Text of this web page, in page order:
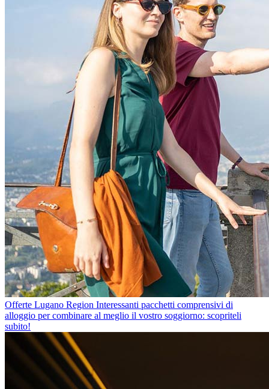
Offerte Lugano Region Interessanti pacchetti comprensivi di
alloggio per combinare al meglio il vostro soggiorno: scopriteli
subito!